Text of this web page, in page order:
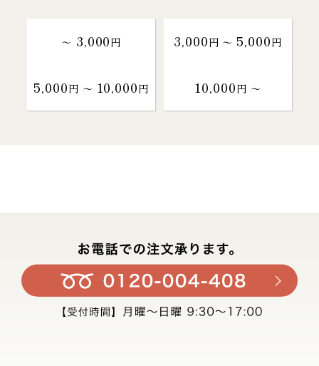
～ 3,000円 3,000円 〜 5,000円
5,000円 〜 10,000円 10,000円 〜